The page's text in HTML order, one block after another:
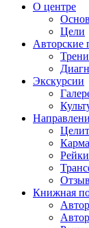
О центре
Цели
Авторские
Экскурсии
Карма
Рейки
Книжная